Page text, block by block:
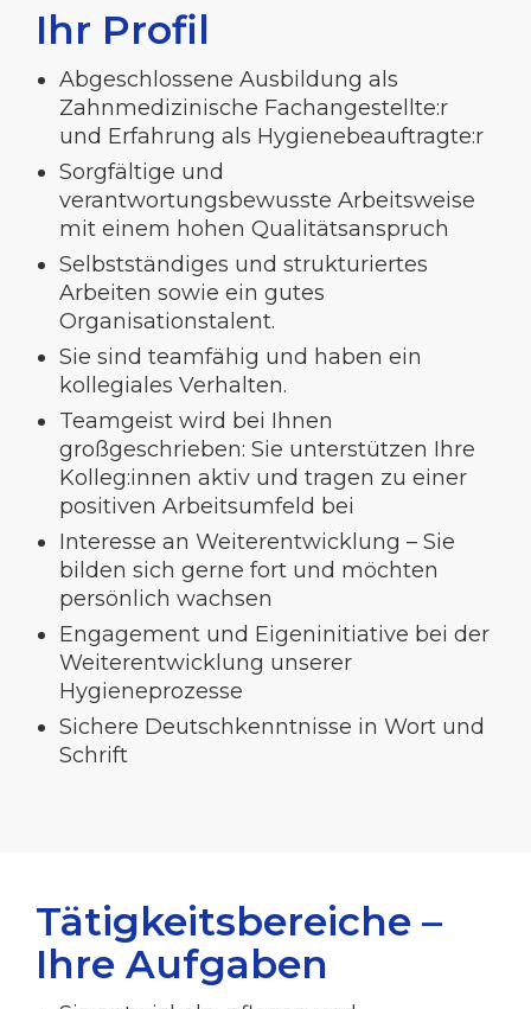
Ihr Profil
Abgeschlossene Ausbildung als
Zahnmedizinische Fachangestellte:r
und Erfahrung als Hygienebeauftragte:r
Sorgfältige und
verantwortungsbewusste Arbeitsweise
mit einem hohen Qualitätsanspruch
Selbstständiges und strukturiertes
Arbeiten sowie ein gutes
Organisationstalent.
Sie sind teamfähig und haben ein
kollegiales Verhalten.
Teamgeist wird bei Ihnen
großgeschrieben: Sie unterstützen Ihre
Kolleg:innen aktiv und tragen zu einer
positiven Arbeitsumfeld bei
Interesse an Weiterentwicklung – Sie
bilden sich gerne fort und möchten
persönlich wachsen
Engagement und Eigeninitiative bei der
Weiterentwicklung unserer
Hygieneprozesse
Sichere Deutschkenntnisse in Wort und
Schrift
Tätigkeitsbereiche –
Ihre Aufgaben